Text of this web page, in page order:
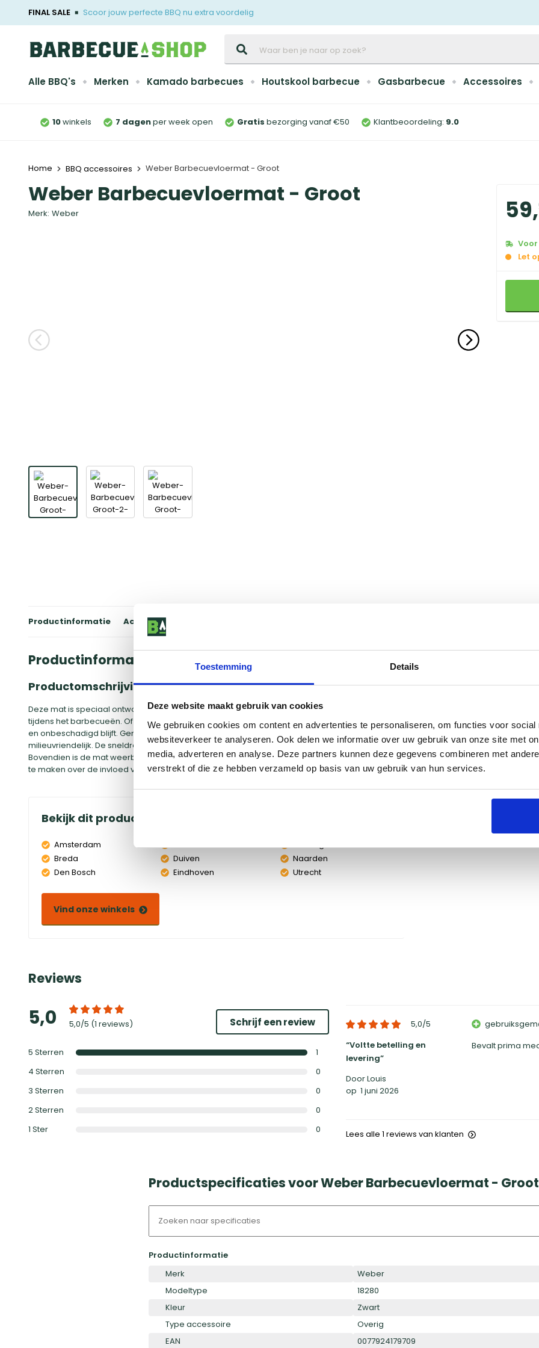
Toestemming Details
Deze website maakt gebruik van cookies
We gebruiken cookies om content en advertenties te personaliseren, om functies voor social
websiteverkeer te analyseren. Ook delen we informatie over uw gebruik van onze site met
media, adverteren en analyse. Deze partners kunnen deze gegevens combineren met
verstrekt of die ze hebben verzameld op basis van uw gebruik van hun services.
FINAL SALE Scoor jouw perfecte BBQ nu extra voordelig
Alle BBQ's Merken Kamado barbecues Houtskool barbecue Gasbarbecue Accessoires
10winkels 7 dagenper week open Gratis bezorging vanaf €50 Klantbeoordeling: 9.0
Home BBQ accessoires Weber Barbecuevloermat - Groot
Weber Barbecuevloermat - Groot
Merk: Weber 59,
Let
Productinformatie Accessoires
Productinformatie
Productomschrijving
Deze mat is speciaal ontworpen om je vloeroppervlak te beschermen tegen eventuele schade die kan ontstaan
tijdens het barbecueën. Of je nu houtskool, gas of elektrisch barbecuet, deze mat zorgt ervoor dat je vloer schoon
en onbeschadigd blijft. Gemaakt van 100% ECO recyclebaar materiaal, is deze mat niet alleen duurzaam maar ook
milieuvriendelijk. De sneldrogende stof maakt het gemakkelijk om de mat schoon te maken en te onderhouden.
Bovendien is de mat weerbestendig, waardoor je hem het hele jaar door buiten kunt laten liggen zonder je zorgen
te maken over de invloed van het weer.
Bekijk dit product in onze winkels
Amsterdam
Breda
Den Bosch
Duiven
Eindhoven
Naarden
Utrecht
Vind onze winkels
Reviews
5,0 5,0/5 (1 reviews) Schrijf een review
5 Sterren
1
4 Sterren
0
3 Sterren
0
2Sterren
0
1 Ster 0
5,0/5
Voltte betelling en
levering
Door Louis
op 1 juni 2026
Bevalt prima
Lees alle 1 reviews van klanten
Productspecificaties voor Weber Barbecuevloermat - Groot
Productinformatie
Merk
Weber
Modeltype
18280
Kleur
Zwart
Type accessoire
Overig
EAN
0077924179709